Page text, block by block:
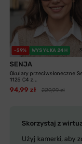
-59% WYSYŁKA 24H
SENJA
Okulary przeciwsłoneczne
1125 C4 z...
94,99 zł 229,99 zł
Skorzystaj z
Użyj kamerki, aby